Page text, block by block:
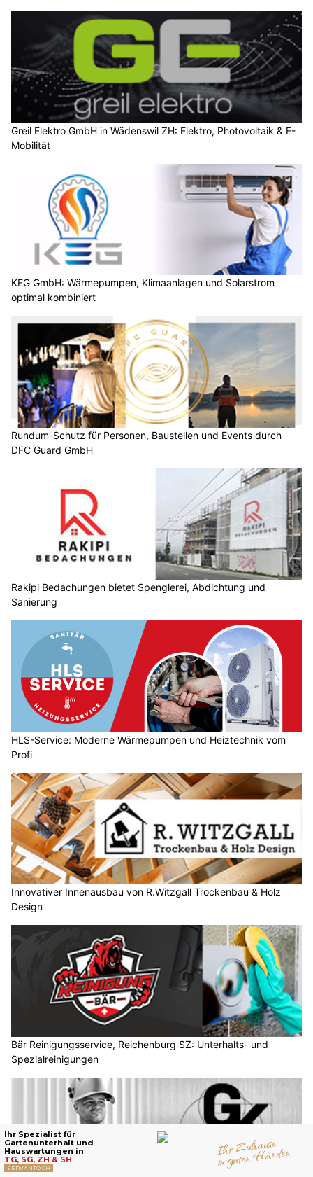
Greil Elektro GmbH in Wädenswil ZH: Elektro, Photovoltaik & E-
Mobilität
KEG GmbH: Wärmepumpen, Klimaanlagen und Solarstrom
optimal kombiniert
Rundum-Schutz für Personen, Baustellen und Events durch
DFC Guard GmbH
Rakipi Bedachungen bietet Spenglerei, Abdichtung und
Sanierung
HLS-Service: Moderne Wärmepumpen und Heiztechnik vom
Profi
Innovativer Innenausbau von R.Witzgall Trockenbau & Holz
Design
Bär Reinigungsservice, Reichenburg SZ: Unterhalts- und
Spezialreinigungen